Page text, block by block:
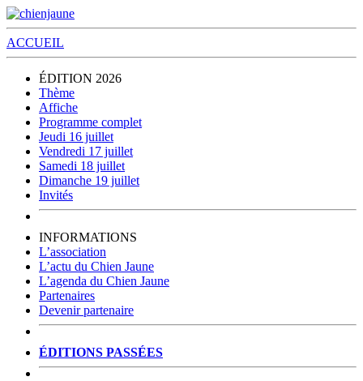
ACCUEIL
ÉDITION 2026
Thème
Affiche
Programme complet
Jeudi 16 juillet
Vendredi 17 juillet
Samedi 18 juillet
Dimanche 19 juillet
Invités
INFORMATIONS
L’association
L’actu du Chien Jaune
L’agenda du Chien Jaune
Partenaires
Devenir partenaire
ÉDITIONS PASSÉES